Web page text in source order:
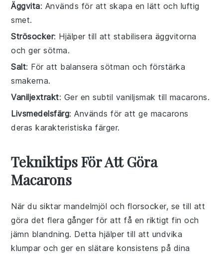
Äggvita: Används för att skapa en lätt och luftig
smet.
Strösocker: Hjälper till att stabilisera äggvitorna
och ger sötma.
Salt: För att balansera sötman och förstärka
smakerna.
Vaniljextrakt: Ger en subtil vaniljsmak till macarons.
Livsmedelsfärg: Används för att ge macarons
deras karakteristiska färger.
Tekniktips För Att Göra
Macarons
När du siktarmandelmjöl och florsocker, se till att
göra det flera gånger för att få en riktigt fin och
jämn blandning. Detta hjälper till att undvika
klumpar och ger en slätare konsistens på dina